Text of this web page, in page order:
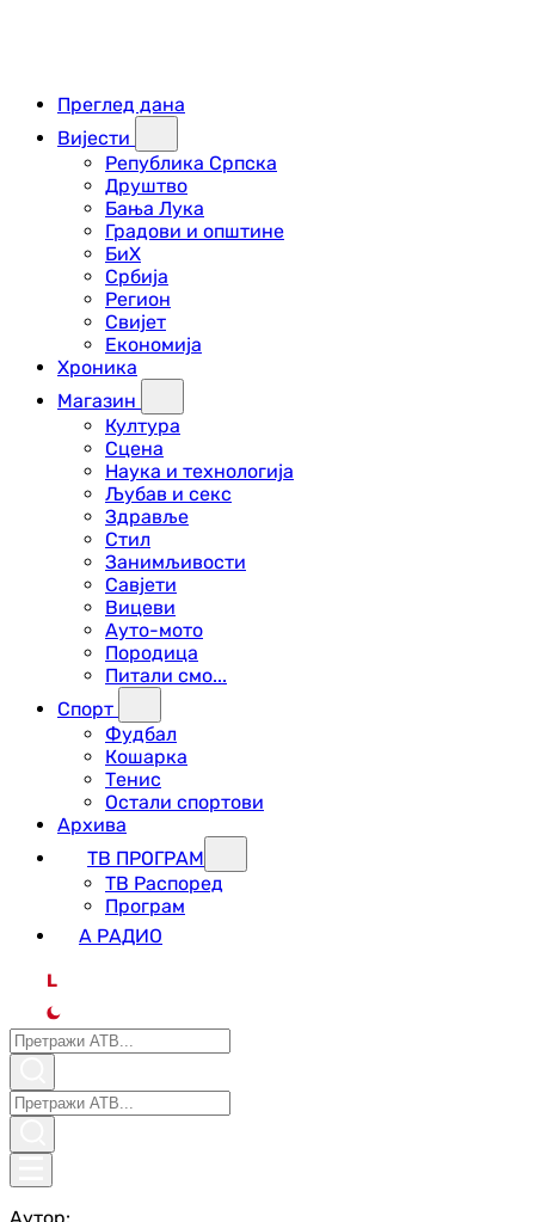
Преглед дана
Вијести
Република Српска
Друштво
Бања Лука
Градови и општине
БиХ
Србија
Регион
Свијет
Економија
Хроника
Магазин
Култура
Сцена
Наука и технологија
Љубав и секс
Здравље
Стил
Занимљивости
Савјети
Вицеви
Ауто-мото
Породица
Питали смо...
Спорт
Фудбал
Кошарка
Тенис
Остали спортови
Архива
ТВ ПРОГРАМ
ТВ Распоред
Програм
А РАДИО
L